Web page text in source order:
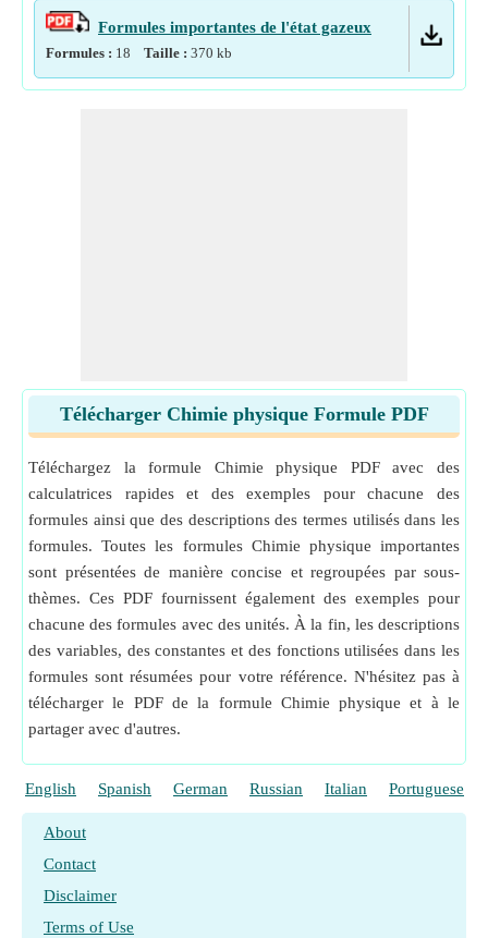
Formules importantes de l'état gazeux
Formules : 18 Taille : 370 kb
Télécharger Chimie physique Formule PDF
Téléchargez la formule Chimie physique PDF avec des
calculatrices rapides et des exemples pour chacune des
formules ainsi que des descriptions des termes utilisés dans les
formules. Toutes les formules Chimie physique importantes
sont présentées de manière concise et regroupées par sous-
thèmes. Ces PDF fournissent également des exemples pour
chacune des formules avec des unités. À la fin, les descriptions
des variables, des constantes et des fonctions utilisées dans les
formules sont résumées pour votre référence. N'hésitez pas à
télécharger le PDF de la formule Chimie physique et à le
partager avec d'autres.
English Spanish German Russian Italian Portuguese
About
Contact
Disclaimer
Terms of Use